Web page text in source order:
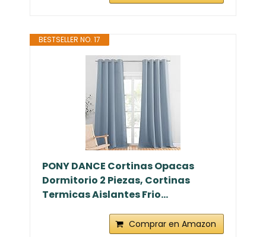
BESTSELLER NO. 17
PONY DANCE Cortinas Opacas
Dormitorio 2 Piezas, Cortinas
Termicas Aislantes Frio...
Comprar en Amazon